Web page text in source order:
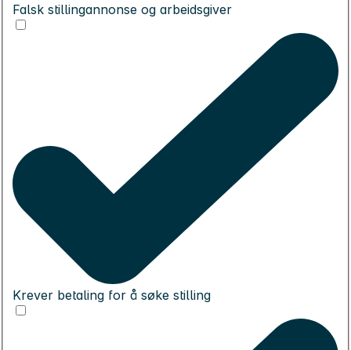
Falsk stillingannonse og arbeidsgiver
Krever betaling for å søke stilling